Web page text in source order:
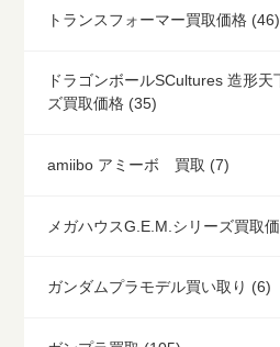
トランスフォーマー買取価格 (46)
ドラゴンボールSCultures 造形天
ズ買取価格 (35)
amiibo アミーボ 買取 (7)
メガハウスG.E.M.シリーズ買取
ガンダムプラモデル買い取り (6)